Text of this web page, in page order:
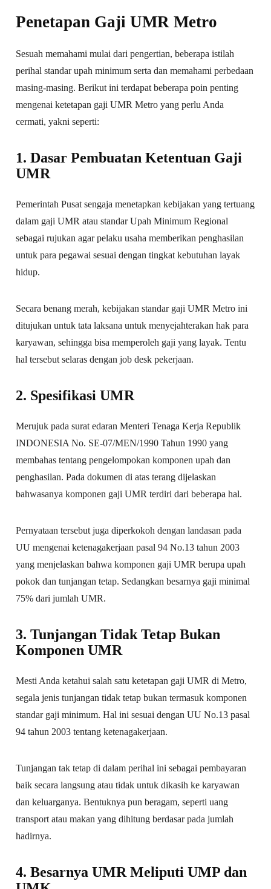
Penetapan Gaji UMR Metro
Sesuah memahami mulai dari pengertian, beberapa istilah
perihal standar upah minimum serta dan memahami perbedaan
masing-masing. Berikut ini terdapat beberapa poin penting
mengenai ketetapan gaji UMR Metro yang perlu Anda
cermati, yakni seperti:
1. Dasar Pembuatan Ketentuan Gaji
UMR
Pemerintah Pusat sengaja menetapkan kebijakan yang tertuang
dalam gaji UMR atau standar Upah Minimum Regional
sebagai rujukan agar pelaku usaha memberikan penghasilan
untuk para pegawai sesuai dengan tingkat kebutuhan layak
hidup.
Secara benang merah, kebijakan standar gaji UMR Metro ini
ditujukan untuk tata laksana untuk menyejahterakan hak para
karyawan, sehingga bisa memperoleh gaji yang layak. Tentu
hal tersebut selaras dengan job desk pekerjaan.
2. Spesifikasi UMR
Merujuk pada surat edaran Menteri Tenaga Kerja Republik
INDONESIA No. SE-07/MEN/1990 Tahun 1990 yang
membahas tentang pengelompokan komponen upah dan
penghasilan. Pada dokumen di atas terang dijelaskan
bahwasanya komponen gaji UMR terdiri dari beberapa hal.
Pernyataan tersebut juga diperkokoh dengan landasan pada
UU mengenai ketenagakerjaan pasal 94 No.13 tahun 2003
yang menjelaskan bahwa komponen gaji UMR berupa upah
pokok dan tunjangan tetap. Sedangkan besarnya gaji minimal
75% dari jumlah UMR.
3. Tunjangan Tidak Tetap Bukan
Komponen UMR
Mesti Anda ketahui salah satu ketetapan gaji UMR di Metro,
segala jenis tunjangan tidak tetap bukan termasuk komponen
standar gaji minimum. Hal ini sesuai dengan UU No.13 pasal
94 tahun 2003 tentang ketenagakerjaan.
Tunjangan tak tetap di dalam perihal ini sebagai pembayaran
baik secara langsung atau tidak untuk dikasih ke karyawan
dan keluarganya. Bentuknya pun beragam, seperti uang
transport atau makan yang dihitung berdasar pada jumlah
hadirnya.
4. Besarnya UMR Meliputi UMP dan